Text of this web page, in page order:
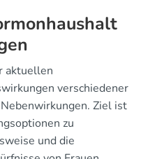
aktuellen
verschiedener
Ziel ist
zu
und die